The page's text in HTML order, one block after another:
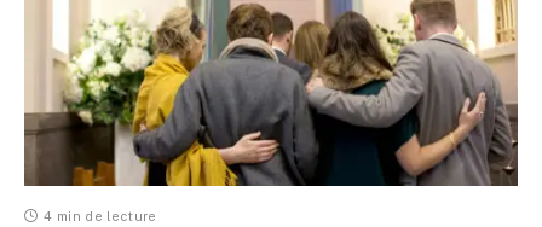
4 min de lecture